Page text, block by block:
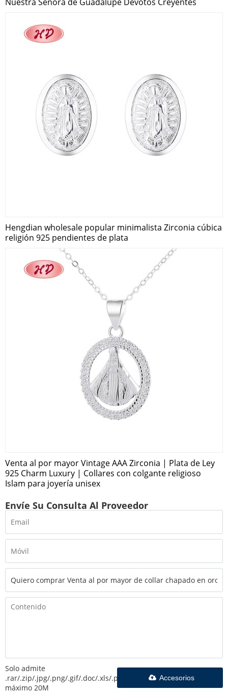
Hengdian wholesale popular minimalista Zirconia cúbica
religión 925 pendientes de plata
Venta al por mayor Vintage AAA Zirconia | Plata de Ley
925 Charm Luxury | Collares con colgante religioso
Islam para joyería unisex
Envíe Su Consulta Al Proveedor
Solo admite
.rar/.zip/.jpg/.png/.gif/.doc/.xls/.pdf,
máximo 20M
Accesorios